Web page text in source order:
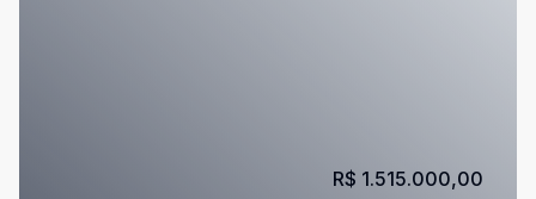
R$ 1.515.000,00